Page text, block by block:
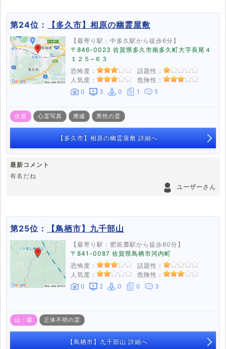
第24位： 【多久市】相原の幽霊屋敷
【最寄り駅：中多久駅から徒歩6分】
〒846-0023 佐賀県多久市南多久町大字長尾４
１２５−６３
恐怖度：
話題性：
人気度：
危険性：
0
3 0 1 5
住居 心霊写真 廃墟 男性の霊
【多久市】相原の幽霊屋敷 詳細へ
最新コメント
有名だね
ユーザーさん
第25位： 【鳥栖市】九千部山
【最寄り駅：肥前麓駅から徒歩80分】
〒841-0087 佐賀県鳥栖市河内町
恐怖度：
話題性：
人気度：
危険性：
0
2 0 0 3
山・森 正体不明の霊
【鳥栖市】九千部山 詳細へ